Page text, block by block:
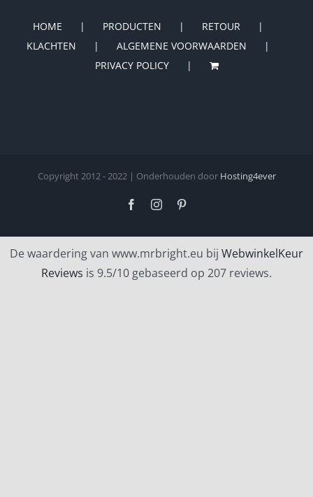
HOME PRODUCTEN
RETOUR
KLACHTEN
ALGEMENE VOORWAARDEN
PRIVACY POLICY
Copyright 2012 - 2022 | Onderhouden door Hosting4ever
FacebookInstagram
De waardering van www.mrbright.eu bij WebwinkelKeur
Reviews is 9.5/10 gebaseerd op 207 reviews.